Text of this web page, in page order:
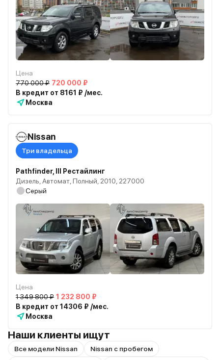
Цена
770 000 ₽ 720 000 ₽
В кредит от 8161 ₽ /мес.
Москва
Nissan
Три владельца
Pathfinder, III Рестайлинг
Дизель, Автомат, Полный, 2010, 227000
Серый
Цена
1 349 800 ₽ 1 232 800 ₽
В кредит от 14306 ₽ /мес.
Москва
Наши клиенты ищут
Все модели Nissan
Nissan с пробегом